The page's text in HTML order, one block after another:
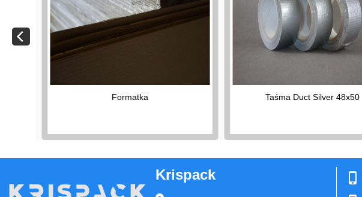
Formatka Taśma Duct Silver 48x50
Krispack phone_iphone